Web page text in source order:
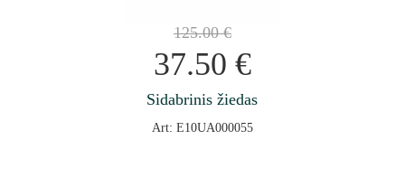
125.00€
37.50 €
Sidabrinis žiedas
Art: E10UA000055